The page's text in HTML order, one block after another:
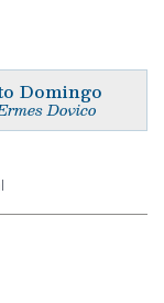
Domingo
Dovico